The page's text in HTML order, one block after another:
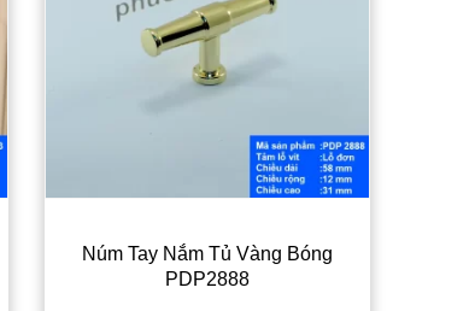
Núm Tay Nắm Tủ Vàng Bóng
PDP2888